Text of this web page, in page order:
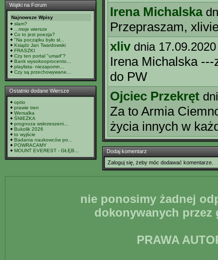
Wątki na Forum
Najnowsze Wpisy
slam?
...moje wiersze
Co to jest poezja?
"Na początku było sł...
Ksiądz Jan Twardowski
FRASZKI
Czy ten portal "umarł"?
Bank wysokooprocento...
playlista- niezapomn...
Czy są przechowywane...
Ostatnio dodane Wiersze
optio
prawie tren
Wersalka
ŚNIEŻKA
prognoza wskrzeszeni...
Bukolik 2026
to wyjście
Badania naukowców po...
POWRACAMY
MOUNT EVEREST - GŁĘB...
Irena Michalska
Przepraszam,
xliv dnia
Irena Michalska
do PW
Ojciec Przekręt
Za to Armia
życia innych w
Dodaj komentarz
Zaloguj się, żeby móc dodawać komentarze.
nie ponosimy żadnej
dokonywanych
PRAWA